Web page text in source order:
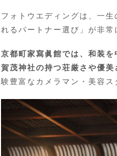
フォトウエディングは、一
れるパートナー選び」が非常
京都町家寫眞館では、和装
賀茂神社の持つ荘厳さや優
験豊富なカメラマン・美容